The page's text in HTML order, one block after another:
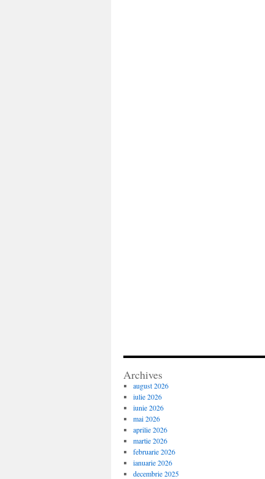
Archives
august 2026
iulie 2026
iunie 2026
mai 2026
aprilie 2026
martie 2026
februarie 2026
ianuarie 2026
decembrie 2025